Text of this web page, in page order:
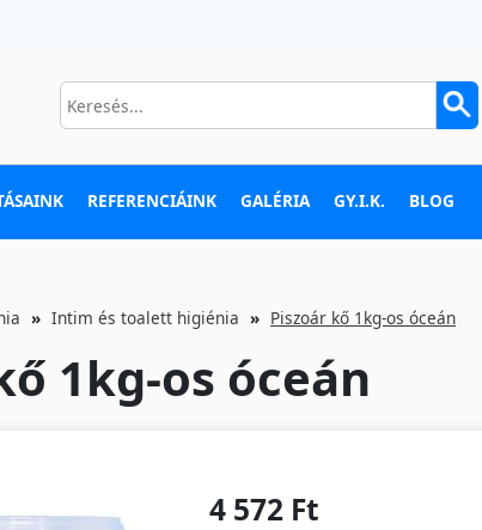
REFERENCIÁINK GALÉRIA GY.I.K. BLOG
Intim és toalett higiénia Piszoár kő 1kg-os óceán
1kg-os óceán
4 572 Ft